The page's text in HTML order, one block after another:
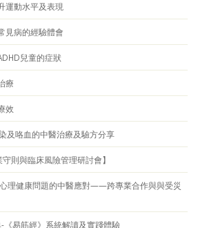
運動水平及表現
見病的經驗體會
兒童的症狀
療
效
及咯血的中醫治療及驗方分享
則與臨床風險管理研討會】
理健康問題的中醫應對——跨專業合作與與受災
《易筋經》系統解讀及實踐體驗